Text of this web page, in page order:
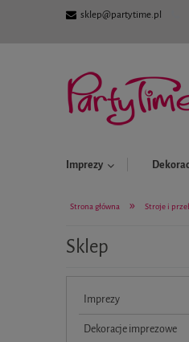
sklep@partytime.pl
Imprezy
Strona główna » Stroje i
Sklep
Imprezy
Dekoracje imprezowe